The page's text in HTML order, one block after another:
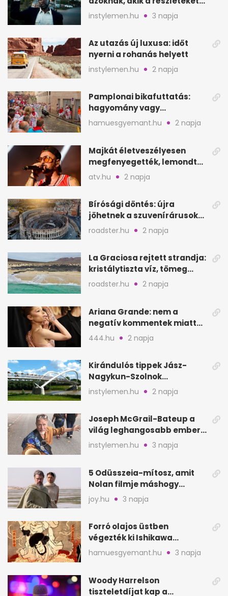
keresik
instylemen.hu 3 napja
Az utazás új luxusa: időt
nyerni a rohanás helyett
instylemen.hu 2 napja
Pamplonai bikafuttatás:
hagyomány vagy
értelmetlen vérontás?
hamuesgyemant.hu 2 napja
Majkát életveszélyesen
megfenyegették, lemondta
a sepsiszentgyörgyi
atv.hu 2 napja
Bírósági döntés: újra
jöhetnek a szuvenírárusok
Európa ikonikus helyére
roadster.hu 2 napja
La Graciosa rejtett strandja:
kristálytiszta víz, tömeg
nélkül
roadster.hu 2 napja
Ariana Grande: nem a
negatív kommentek miatt
vonul vissza
444.hu 2 napja
Kirándulós tippek Jász-
Nagykun-Szolnok
megyében: 6 kihagyhatatlan
hely
instylemen.hu 2 napja
Joseph McGrail-Bateup a
világ leghangosabb embere
lett Ausztráliából
instylemen.hu 3 napja
5 Odüsszeia-mítosz, amit
Nolan filmje máshogy
mutat, mint Homérosz
joy.hu 3 napja
Forró olajos üstben
végezték ki Ishikawa
Goemont, Japán Robin
Hoodját
hamuesgyemant.hu 3 napja
Woody Harrelson
tiszteletdíjat kap a